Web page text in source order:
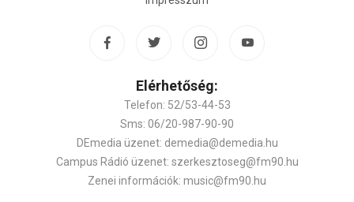
Elérhetőség:
Telefon: 52/53-44-53
Sms: 06/20-987-90-90
DEmedia üzenet: demedia@demedia.hu
Campus Rádió üzenet: szerkesztoseg@fm90.hu
Zenei információk: music@fm90.hu